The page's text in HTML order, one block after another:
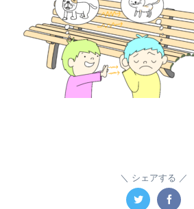
シェアする